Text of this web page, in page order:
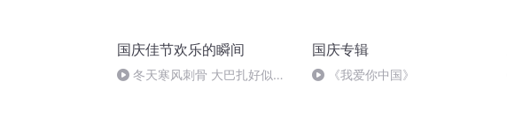
国庆佳节欢乐的瞬间
冬天寒风刺骨 大巴扎好似温
国庆专辑
《我爱你中国》